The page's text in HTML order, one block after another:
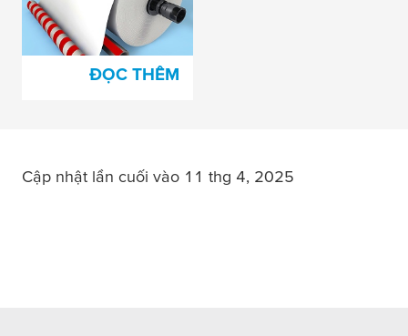
dùng cho sản xuất
giấy
ĐỌC THÊM
Cập nhật lần cuối vào 11 thg 4, 2025